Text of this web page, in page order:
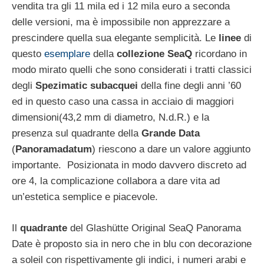
vendita tra gli 11 mila ed i 12 mila euro a seconda
delle versioni, ma è impossibile non apprezzare a
prescindere quella sua elegante semplicità. Le linee di
questo esemplare della collezione SeaQ ricordano in
modo mirato quelli che sono considerati i tratti classici
degli Spezimatic subacquei della fine degli anni ’60
ed in questo caso una cassa in acciaio di maggiori
dimensioni(43,2 mm di diametro, N.d.R.) e la
presenza sul quadrante dellaGrande Data
(Panoramadatum) riescono a dare un valore aggiunto
importante. Posizionata in modo davvero discreto ad
ore 4, la complicazione collabora a dare vita ad
un’estetica semplice e piacevole.
Il quadrante del Glashütte Original SeaQ Panorama
Date è proposto sia in nero che in blu con decorazione
a soleil con rispettivamente gli indici, i numeri arabi e